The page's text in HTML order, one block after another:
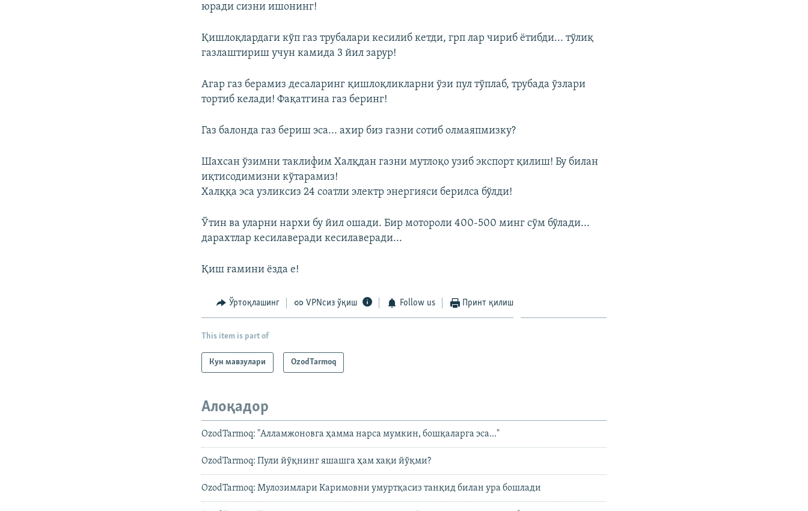
юради сизни ишонинг!
Қишлоқлардаги кўп газ трубалари кесилиб кетди, грп лар чириб ётибди... тўлиқ
газлаштириш учун камида 3 йил зарур!
Агар газ берамиз десаларинг қишлоқликларни ўзи пул тўплаб, трубада ўзлари
тортиб келади! Фақатгина газ беринг!
Газ балонда газ бериш эса... ахир биз газни сотиб олмаяпмизку?
Шахсан ўзимни таклифим Халқдан газни мутлоқо узиб экспорт қилиш! Бу билан
иқтисодимизни кўтарамиз!
Халққа эса узликсиз 24 соатли электр энергияси берилса бўлди!
Ўтин ва уларни нархи бу йил ошади. Бир мотороли 400-500 минг сўм бўлади...
дарахтлар кесилаверади кесилаверади...
Қиш ғамини ёзда е!
Ўртоқлашинг VPNсиз ўқиш Follow us Принт қилиш
This item is part of
Кун мавзулари OzodTarmoq
Алоқадор
OzodTarmoq: "Алламжоновга ҳамма нарса мумкин, бошқаларга эса..."
OzodTarmoq: Пули йўқнинг яшашга ҳам хақи йўқми?
OzodTarmoq: Мулозимлари Каримовни умуртқасиз танқид билан ура бошлади